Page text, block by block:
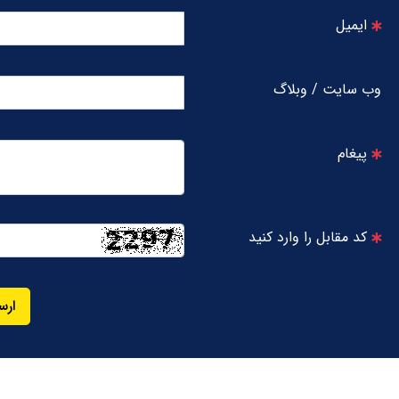
ایمیل
وب سایت / وبلاگ
پیغام
کد مقابل را وارد کنید